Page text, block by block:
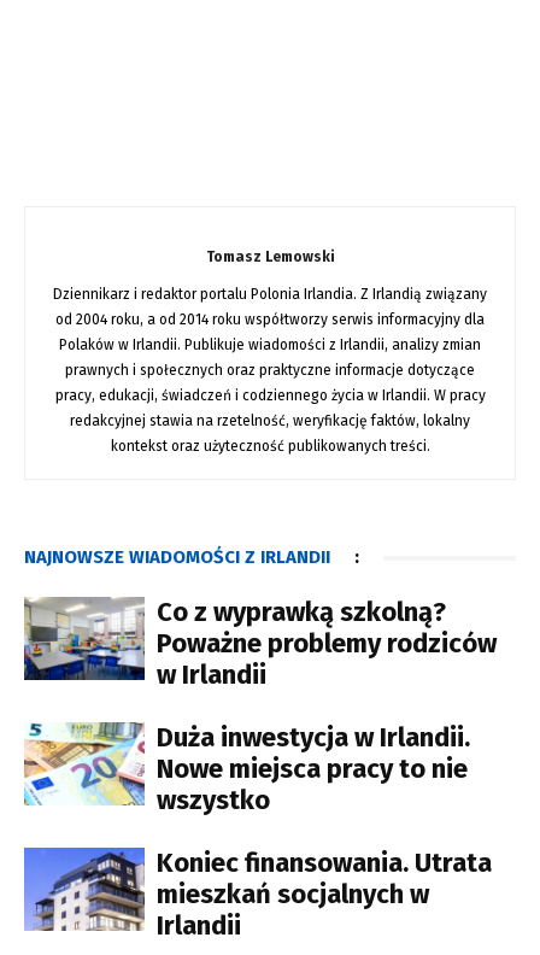
Tomasz Lemowski
Dziennikarz i redaktor portalu Polonia Irlandia. Z Irlandią związany
od 2004 roku, a od 2014 roku współtworzy serwis informacyjny dla
Polaków w Irlandii. Publikuje wiadomości z Irlandii, analizy zmian
prawnych i społecznych oraz praktyczne informacje dotyczące
pracy, edukacji, świadczeń i codziennego życia w Irlandii. W pracy
redakcyjnej stawia na rzetelność, weryfikację faktów, lokalny
kontekst oraz użyteczność publikowanych treści.
NAJNOWSZE WIADOMOŚCI Z IRLANDII :
Co z wyprawką szkolną?
Poważne problemy rodziców
w Irlandii
Duża inwestycja w Irlandii.
Nowe miejsca pracy to nie
wszystko
Koniec finansowania. Utrata
mieszkań socjalnych w
Irlandii